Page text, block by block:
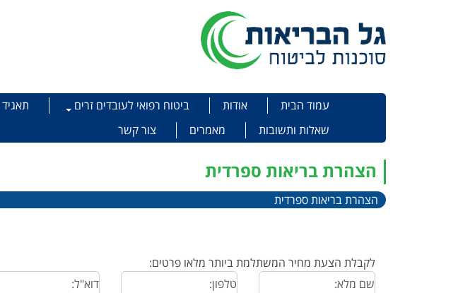
Skip to contentעמוד הבית אודות ביטוח רפואי לעובדים זרים
שאלות ותשובות
מאמרים צור קשר
הצהרת בריאות ספרדית
הצהרת בריאות ספרדית
לקבלת הצעת מחיר המשתלמת ביותר מלאו פרטים: